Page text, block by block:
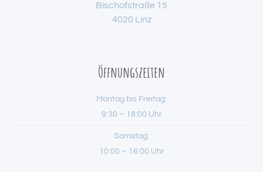
Bischofstraße 15
4020 Linz
Öffnungszeiten
Montag bis Freitag:
9:30 – 18:00 Uhr
Samstag:
10:00 – 16:00 Uhr